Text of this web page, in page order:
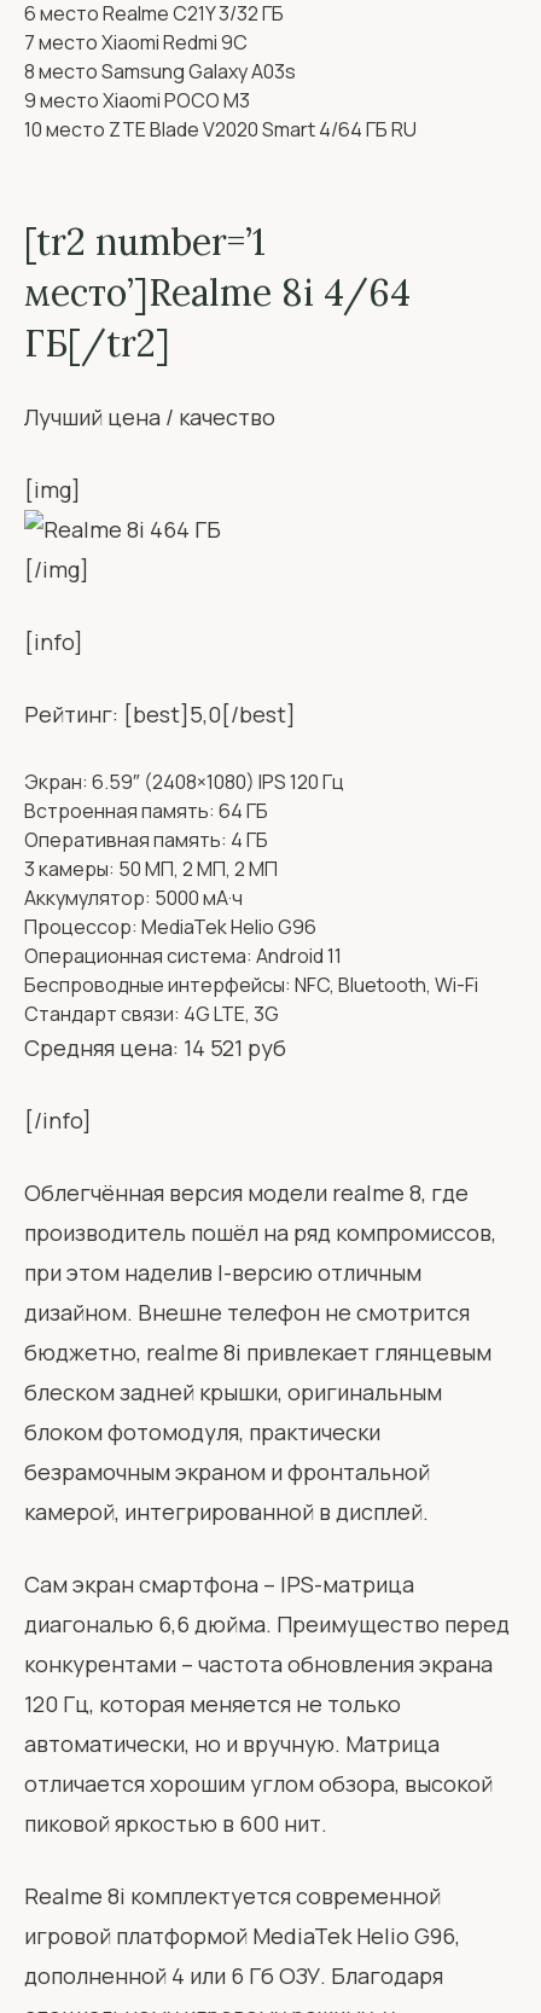
6 место Realme C21Y 3/32 ГБ
7 место Xiaomi Redmi 9C
8 место Samsung Galaxy A03s
9 место Xiaomi POCO M3
10 место ZTE Blade V2020 Smart 4/64 ГБ RU
[tr2 number=’1
место’]Realme 8i 4/64
ГБ[/tr2]
Лучший цена / качество
[img]
[/img]
[info]
Рейтинг: [best]5,0[/best]
Экран: 6.59″ (2408×1080) IPS 120 Гц
Встроенная память: 64 ГБ
Оперативная память: 4 ГБ
3 камеры: 50 МП, 2 МП, 2 МП
Аккумулятор: 5000 мА·ч
Процессор: MediaTek Helio G96
Операционная система: Android 11
Беспроводные интерфейсы: NFC, Bluetooth, Wi-Fi
Стандарт связи: 4G LTE, 3G
Средняя цена: 14 521 руб
[/info]
Облегчённая версия модели realme 8, где
производитель пошёл на ряд компромиссов,
при этом наделив I-версию отличным
дизайном. Внешне телефон не смотрится
бюджетно, realme 8i привлекает глянцевым
блеском задней крышки, оригинальным
блоком фотомодуля, практически
безрамочным экраном и фронтальной
камерой, интегрированной в дисплей.
Сам экран смартфона – IPS-матрица
диагональю 6,6 дюйма. Преимущество перед
конкурентами – частота обновления экрана
120 Гц, которая меняется не только
автоматически, но и вручную. Матрица
отличается хорошим углом обзора, высокой
пиковой яркостью в 600 нит.
Realme 8i комплектуется современной
игровой платформой MediaTek Helio G96,
дополненной 4 или 6 Гб ОЗУ. Благодаря